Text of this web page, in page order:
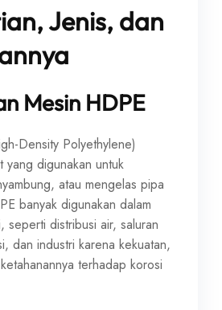
Jenis, dan
Mesin HDPE
Density Polyethylene)
yang digunakan untuk
atau mengelas pipa
banyak digunakan dalam
seperti distribusi air, saluran
dan industri karena kekuatan,
terhadap korosi